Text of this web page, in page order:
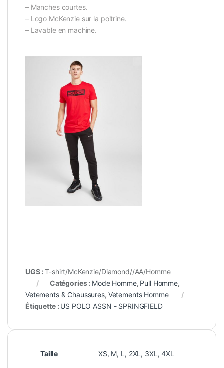
– Manches courtes.
– Logo McKenzie sur la poitrine.
– Lavable en machine.
UGS :T-shirt/McKenzie/Diamond//AA/Homme
Catégories : Mode Homme, Pull Homme,
Vetements & Chaussures, Vetements Homme
Étiquette : US POLO ASSN - SPRINGFIELD
Taille XS, M, L , 2XL , 3XL ,4XL